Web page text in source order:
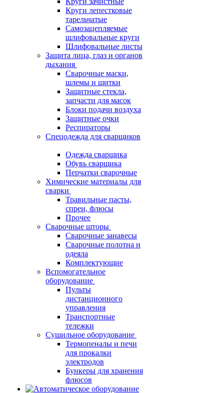
Круги лепестковые
тарельчатые
Самозацепляемые
шлифовальные круги
Шлифовальные листы
Защита лица, глаз и органов
дыхания
Сварочные маски,
шлемы и щитки
Защитные стекла,
запчасти для масок
Блоки подачи воздуха
Защитные очки
Респираторы
Спецодежда для сварщиков
Одежда сварщика
Обувь сварщика
Перчатки сварочные
Химические материалы для
сварки
Травильные пасты,
спреи, флюсы
Прочее
Сварочные шторы
Сварочные занавесы
Сварочные полотна и
одеяла
Комплектующие
Вспомогательное
оборудование
Пульты
дистанционного
управления
Транспортные
тележки
Сушильное оборудование
Термопеналы и печи
для прокалки
электродов
Бункеры для хранения
флюсов